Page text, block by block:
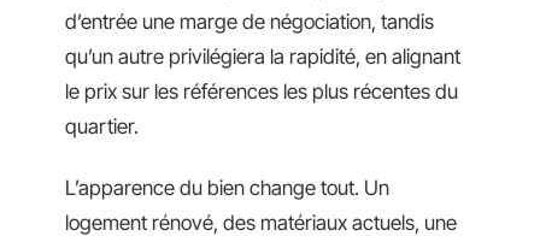
d’entrée une marge de négociation, tandis
qu’un autre privilégiera la rapidité, en alignant
le prix sur les références les plus récentes du
quartier.
L’apparence du bien change tout. Un
logement rénové, des matériaux actuels, une